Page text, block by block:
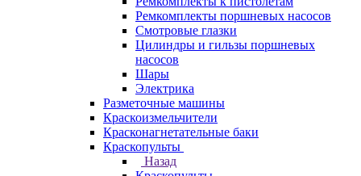
Ремкомплекты поршневых насосов
Смотровые глазки
Цилиндры и гильзы поршневых
насосов
Шары
Электрика
Разметочные машины
Краскоизмельчители
Красконагнетательные баки
Краскопульты
Назад